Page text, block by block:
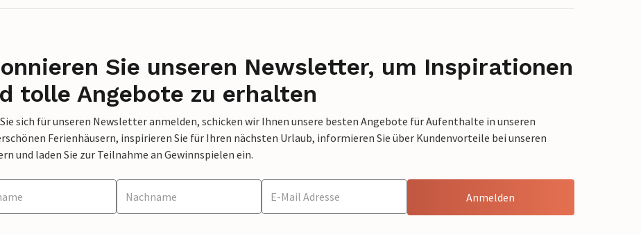
Sie unseren Newsletter, um Inspirationen
tolle Angebote zu erhalten
sich für unseren Newsletter anmelden, schicken wir Ihnen unsere besten Angebote für Aufenthalte in unseren
Ferienhäusern, inspirieren Sie für Ihren nächsten Urlaub, informieren Sie über Kundenvorteile bei unseren
und laden Sie zur Teilnahme an Gewinnspielen ein.
Anmelden